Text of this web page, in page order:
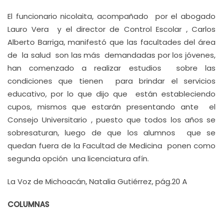
El funcionario nicolaita, acompañado por el abogado
Lauro Vera y el director de Control Escolar , Carlos
Alberto Barriga, manifestó que las facultades del área
de la salud son las más demandadas por los jóvenes,
han comenzado a realizar estudios sobre las
condiciones que tienen para brindar el servicios
educativo, por lo que dijo que están estableciendo
cupos, mismos que estarán presentando ante el
Consejo Universitario , puesto que todos los años se
sobresaturan, luego de que los alumnos que se
quedan fuera de la Facultad de Medicina ponen como
segunda opción una licenciatura afín.
La Voz de Michoacán, Natalia Gutiérrez, pág.20 A
COLUMNAS